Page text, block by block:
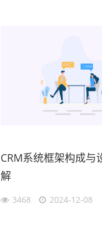
CRM系统框架构成与
解
3468 2024-12-08